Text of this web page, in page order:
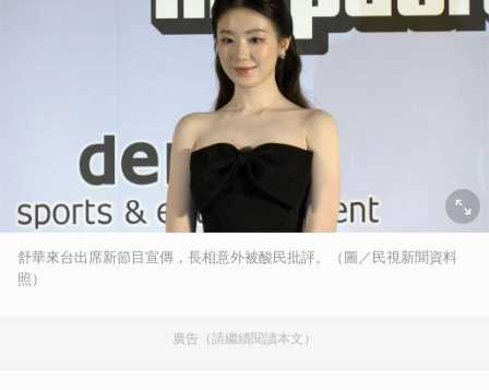
舒華來台出席新節目宣傳，長相意外被酸民批評。（圖／民視新聞資料
照）
廣告（請繼續閱讀本文）